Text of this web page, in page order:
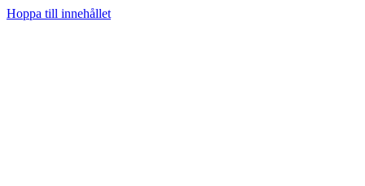
Hoppa till innehållet